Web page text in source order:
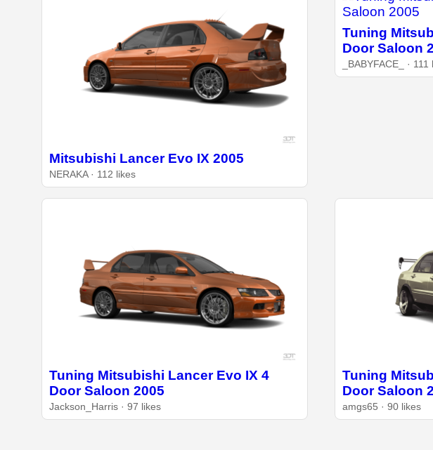
Mitsubishi Lancer Evo IX 2005
NERAKA · 112 likes
Tuning
Door Saloon
_BABYFACE_ · 111
Tuning Mitsubishi Lancer Evo IX 4
Door Saloon 2005
Jackson_Harris · 97 likes
Tuning
Door Saloon
amgs65 · 90 likes